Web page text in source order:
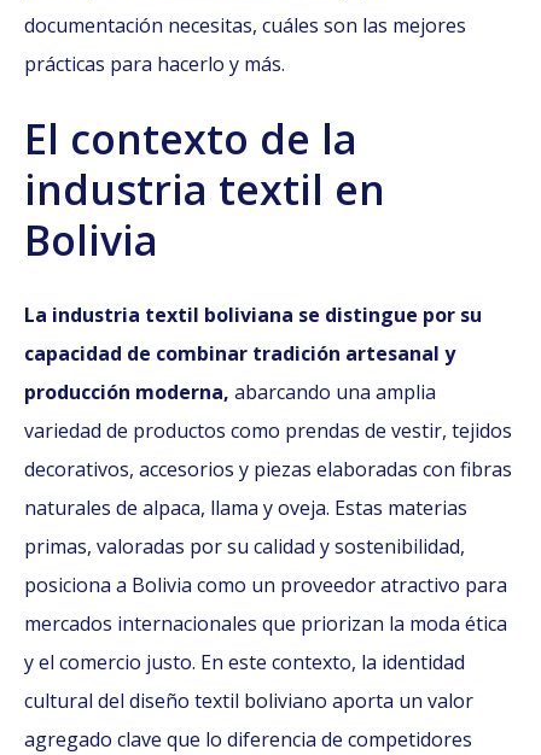
documentación necesitas, cuáles son las mejores
prácticas para hacerlo y más.
El contexto de la
industria textil en
Bolivia
La industria textil boliviana se distingue por su
capacidad de combinar tradición artesanal y
producción moderna, abarcando una amplia
variedad de productos como prendas de vestir, tejidos
decorativos, accesorios y piezas elaboradas con fibras
naturales de alpaca, llama y oveja. Estas materias
primas, valoradas por su calidad y sostenibilidad,
posiciona a Bolivia como un proveedor atractivo para
mercados internacionales que priorizan la moda ética
y el comercio justo. En este contexto, la identidad
cultural del diseño textil boliviano aporta un valor
agregado clave que lo diferencia de competidores